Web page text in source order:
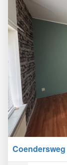
Coendersweg